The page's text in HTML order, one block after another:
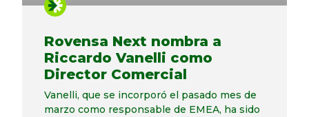
Rovensa Next nombra a
Riccardo Vanelli como
Director Comercial
Vanelli, que se incorporó el pasado mes de
marzo como responsable de EMEA, ha sido